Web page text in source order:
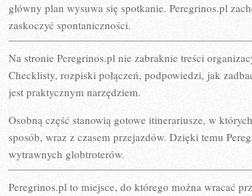
główny plan wysuwa się spotkanie. Peregrinos.pl
zaskoczyć spontaniczności.
Na stronie Peregrinos.pl nie zabraknie treści
Checklisty, rozpiski połączeń, podpowiedzi, jak
jest praktycznym narzędziem.
Osobną część stanowią gotowe itinerariusze, w
sposób, wraz z czasem przejazdów. Dzięki temu
wytrawnych globtroterów.
Peregrinos.pl to miejsce, do którego można wracać